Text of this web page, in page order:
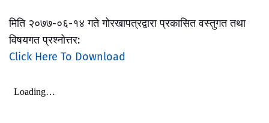
मिति २०७७-०६-१४ गते गोरखापत्रद्वारा प्रकासित वस्तुगत तथा
विषयगत प्रश्नोत्तर:
Click Here To Download